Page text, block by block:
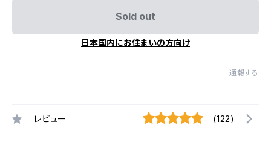
Sold out
日本国内にお住まいの方向け
通報する
レビュー (122)